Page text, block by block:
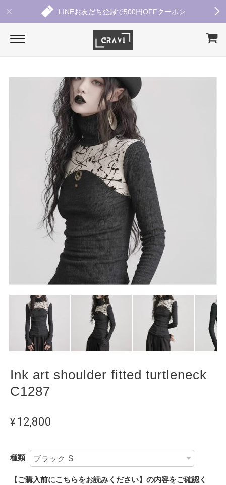
LINEお友だち登録で500円OFFクーポン
Ink art shoulder fitted turtleneck
C1287
¥12,800
種類
【ご購入前にこちらをお読みください】の内容をご確認く